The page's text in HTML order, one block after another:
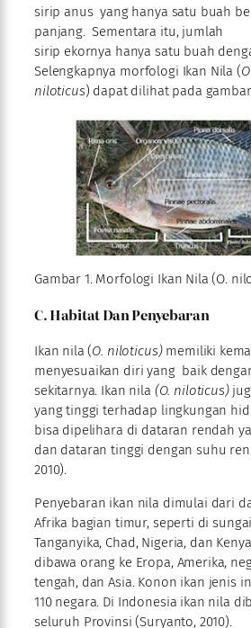
sirip anus yang hanya satu buah
panjang. Sementara itu, jumlah
sirip ekornya hanya satu buah
Selengkapnya morfologi Ikan Nila (
niloticus) dapat dilihat pada gambar
Gambar 1. Morfologi Ikan Nila (O.
C. Habitat Dan Penyebaran
Ikan nila (O. niloticus)memiliki
menyesuaikan diri yang baik
sekitarnya. Ikan nila (O. niloticus)
yang tinggi terhadap lingkungan
bisa dipelihara di dataran rendah
dan dataran tinggi dengan suhu
2010).
Penyebaran ikan nila dimulai dari
Afrika bagian timur, seperti di
Tanganyika, Chad, Nigeria, dan
dibawa orang ke Eropa, Amerika,
tengah, dan Asia. Konon ikan jenis
110 negara. Di Indonesia ikan nila
seluruh Provinsi (Suryanto, 2010).